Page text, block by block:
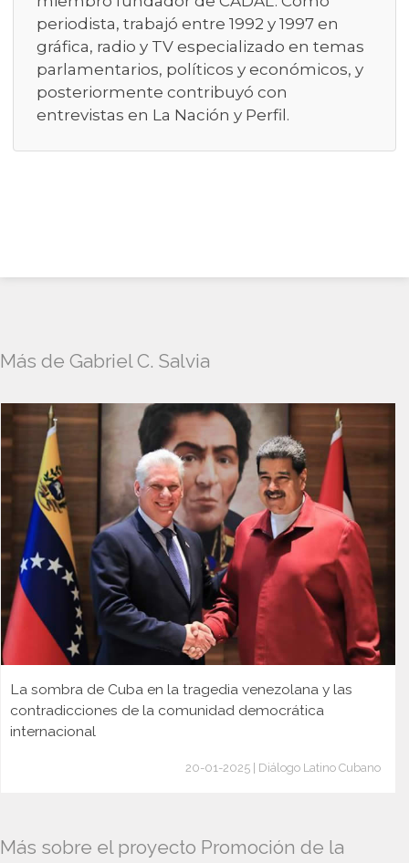
periodista, trabajó entre 1992 y 1997 en
gráfica, radio y TV especializado en temas
parlamentarios, políticos y económicos, y
posteriormente contribuyó con
entrevistas en La Nación y Perfil.
Más de Gabriel C. Salvia
La sombra de Cuba en la tragedia venezolana y las
contradicciones de la comunidad democrática
internacional
20-01-2025 | Diálogo Latino Cubano
Más sobre el proyecto Promoción de la